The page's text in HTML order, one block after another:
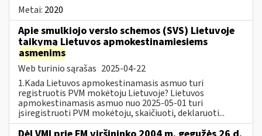
Metai: 2020
Apie smulkiojo verslo schemos (SVS) Lietuvoje
taikymą Lietuvos apmokestinamiesiems
asmenims
Web turinio sąrašas 2025-04-22
1.Kada Lietuvos apmokestinamasis asmuo turi
registruotis PVM mokėtoju Lietuvoje? Lietuvos
apmokestinamasis asmuo nuo 2025-05-01 turi
įsiregistruoti PVM mokėtoju, skaičiuoti, deklaruoti...